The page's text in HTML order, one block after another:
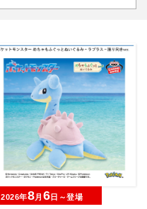
2026年8月 6日～登場